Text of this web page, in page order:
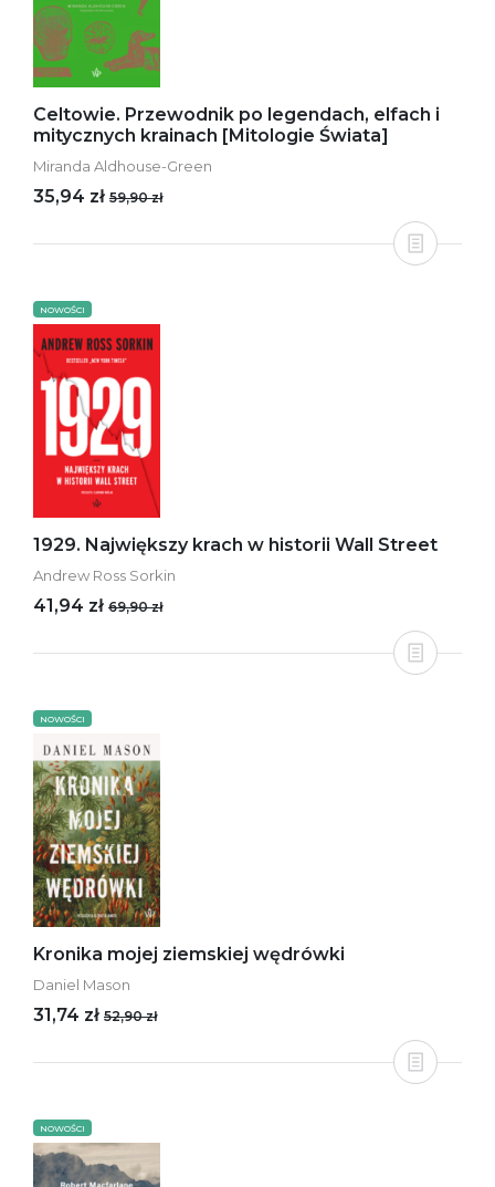
Celtowie. Przewodnik po legendach, elfach i
mitycznych krainach [Mitologie Świata]
Miranda Aldhouse-Green
35,94 zł 59,90 zł
NOWOŚCI
1929. Największy krach w historii Wall Street
Andrew Ross Sorkin
41,94 zł 69,90 zł
NOWOŚCI
Kronika mojej ziemskiej wędrówki
Daniel Mason
31,74 zł 52,90 zł
NOWOŚCI